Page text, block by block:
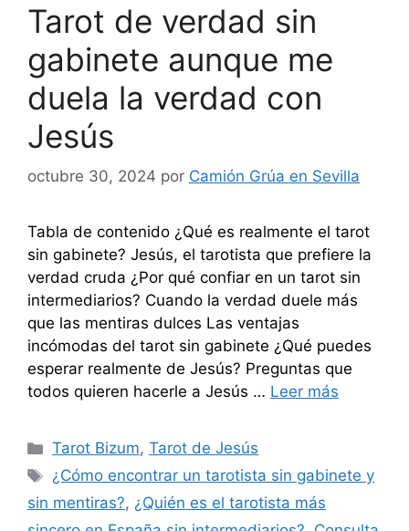
Tarot de verdad sin
gabinete aunque me
duela la verdad con
Jesús
octubre 30, 2024 por Camión Grúa en Sevilla
Tabla de contenido ¿Qué es realmente el tarot
sin gabinete? Jesús, el tarotista que prefiere la
verdad cruda ¿Por qué confiar en un tarot sin
intermediarios? Cuando la verdad duele más
que las mentiras dulces Las ventajas
incómodas del tarot sin gabinete ¿Qué puedes
esperar realmente de Jesús? Preguntas que
todos quieren hacerle a Jesús … Leer más
Categorías
Tarot Bizum,Tarot de Jesús
Etiquetas
¿Cómo encontrar un tarotista sin gabinete y
sin mentiras?, ¿Quién es el tarotista más